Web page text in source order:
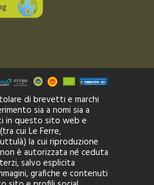
di brevetti e marchi
sia a nomi sia a
in questo sito web e
cui Le Ferre,
la cui riproduzione
è autorizzata né ceduta
salvo esplicita
grafiche e contenuti